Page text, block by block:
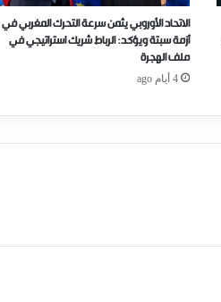
الاتحاد الأوروبي يثمن سرعة التحرك المغربي في
أزمة سبتة ويؤكد: الرباط شريك استراتيجي في
ملف الهجرة
4 أيام ago